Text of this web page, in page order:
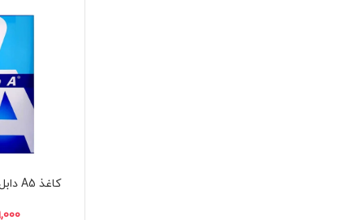
کاغذ A5 دابل آ بسته 500 عددی